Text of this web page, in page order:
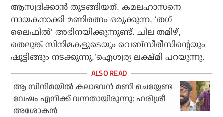
ആസ്വദിക്കാൻ തുടങ്ങിയത്. കമലഹാസനെ
നായകനാക്കി മണിരത്നം ഒരുക്കുന്ന, ‘തഗ്
ലൈഫിൽ’ അഭിനയിക്കുന്നുണ്ട്. ചില തമിഴ്,
തെലുങ്ക് സിനിമകളുടെയും വെബ്‌സീരീസിന്റെയും
ഷൂട്ടിങ്ങും നടക്കുന്നു,’ഐശ്വര്യ ലക്ഷ്മി പറയുന്നു.
ആ സിനിമയില്‍ കലാഭവന്‍ മണി ചെയ്യേണ്ട
വേഷം എനിക്ക് വന്നതായിരുന്നു: ഹരിശ്രീ
അശോകന്‍